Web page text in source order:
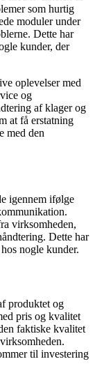
som hurtig
moduler under
Dette har
kunder, der
oplevelser med
og
af klager og
at få erstatning
med den
igennem ifølge
virksomheden,
Dette har
nogle kunder.
produktet og
pris og kvalitet
faktiske kvalitet
til investering